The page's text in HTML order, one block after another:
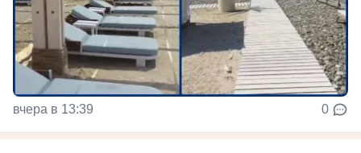
вчера в 13:39 0